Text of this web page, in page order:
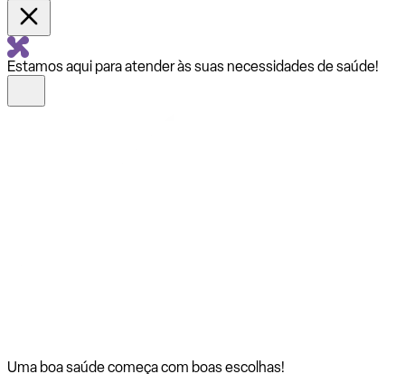
Estamos aqui para atender às suas necessidades de saúde!
Uma boa saúde começa com boas escolhas!